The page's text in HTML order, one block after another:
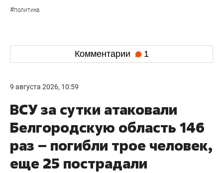
#политика
Комментарии 1
9 августа 2026, 10:59
ВСУ за сутки атаковали
Белгородскую область 146
раз – погибли трое человек,
еще 25 пострадали